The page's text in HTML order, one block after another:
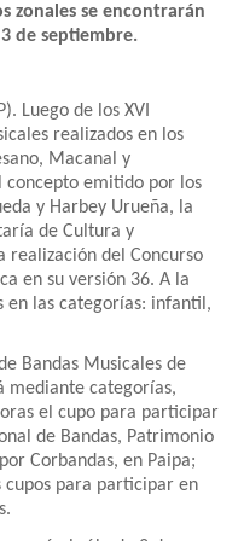
zonales se encontrarán
de septiembre.
Luego de los XVI
realizados en los
Macanal y
concepto emitido por los
y Harbey Urueña, la
de Cultura y
realización del Concurso
en su versión 36. A la
en las categorías: infantil,
Bandas Musicales de
mediante categorías,
el cupo para participar
de Bandas, Patrimonio
Corbandas, en Paipa;
cupos para participar en